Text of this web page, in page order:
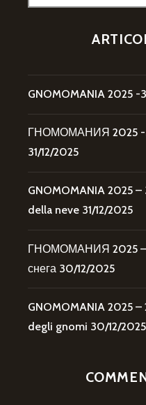
per:
GNOMOMANIA 2025 -
ГНОМОМАНИЯ 2025 -
31/12/2025
GNOMOMANIA 2025
della neve 31/12/2025
ГНОМОМАНИЯ 2025 –
снега 30/12/2025
GNOMOMANIA 2025
degli gnomi 30/12/2025